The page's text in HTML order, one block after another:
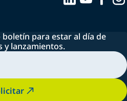
para estar al día de
y lanzamientos.